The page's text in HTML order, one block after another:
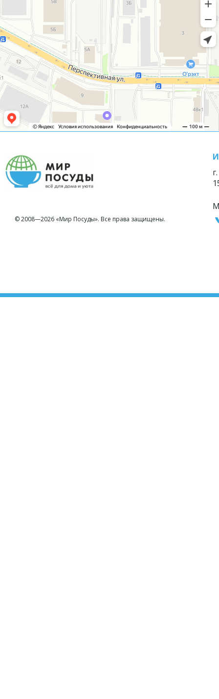
© 2008—2026 «Мир Посуды». Все права защищены.